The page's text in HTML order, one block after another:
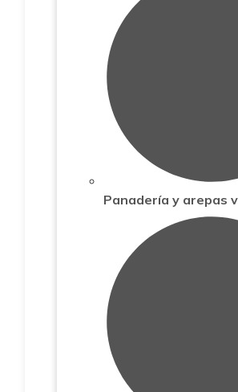
Panadería y arepas